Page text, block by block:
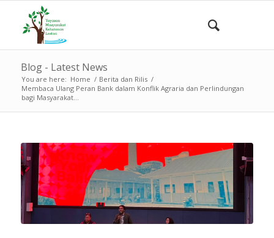
Blog - Latest News
You are here: Home / Berita dan Rilis /
Membaca Ulang Peran Bank dalam Konflik Agraria dan Perlindungan
bagi Masyarakat...